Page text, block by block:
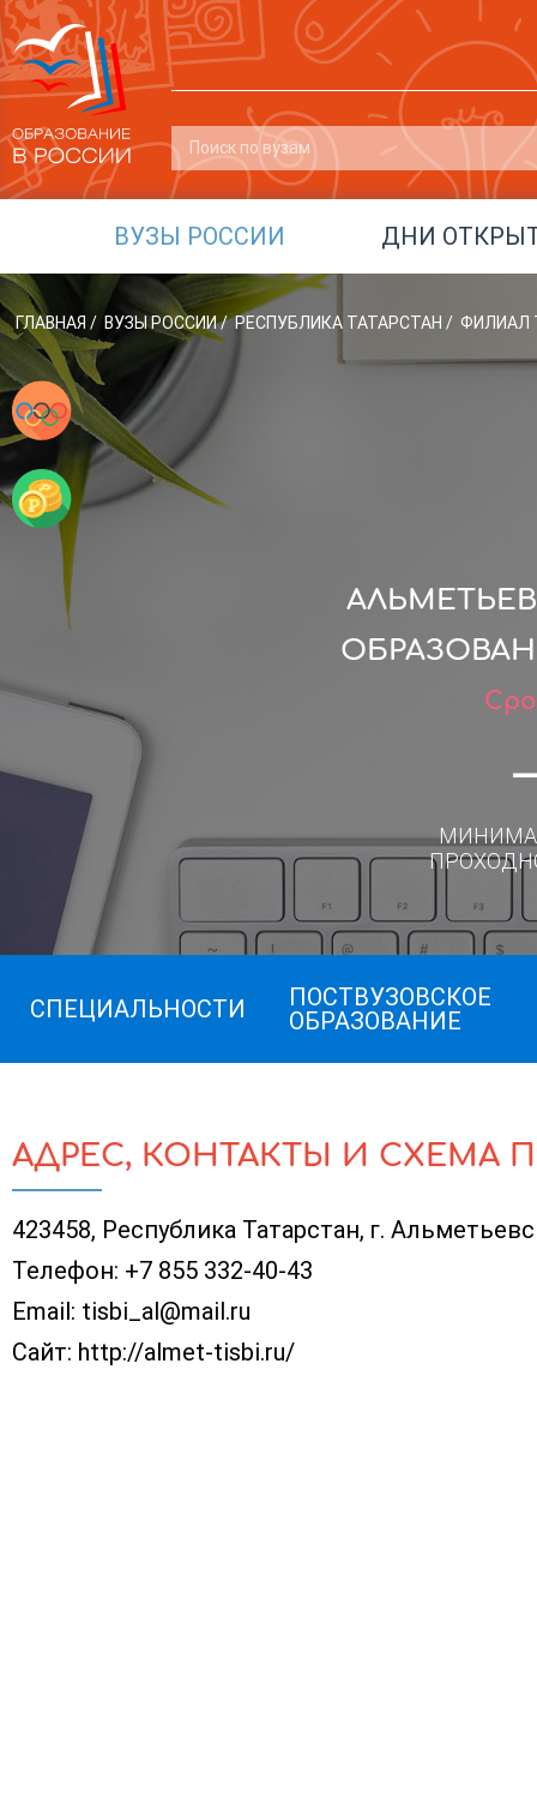
ВУЗЫ РОССИИ ДНИ
ГЛАВНАЯ / ВУЗЫ РОССИИ/ РЕСПУБЛИКА ТАТАРСТАН / ФИЛИАЛ
СПЕЦИАЛЬНОСТИ
ПОСТВУЗОВСКОЕ
ОБРАЗОВАНИЕ
АДРЕС, КОНТАКТЫ И СХЕМА
423458, Республика Татарстан, г.
Телефон: +7 855 332-40-43
Email: tisbi_al@mail.ru
Сайт: http://almet-tisbi.ru/